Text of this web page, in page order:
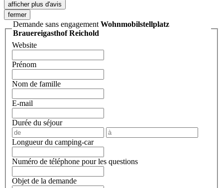
afficher plus d'avis
fermer
Demande sans engagement Wohnmobilstellplatz
Brauereigasthof Reichold
Website
Prénom
Nom de famille
E-mail
Durée du séjour
Longueur du camping-car
Numéro de téléphone pour les questions
Objet de la demande